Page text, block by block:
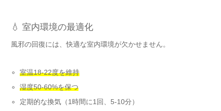
💧 室内環境の最適化
風邪の回復には、快適な室内環境が欠かせません。
室温18-22度を維持
湿度50-60%を保つ
定期的な換気（1時間に1回、5-10分）